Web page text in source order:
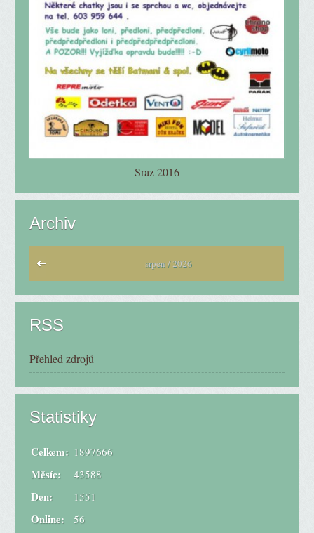
Sraz 2016
Archiv
srpen / 2026
RSS
Přehled zdrojů
Statistiky
Online: 56
Celkem: 1897666
Měsíc: 43588
Den: 1551